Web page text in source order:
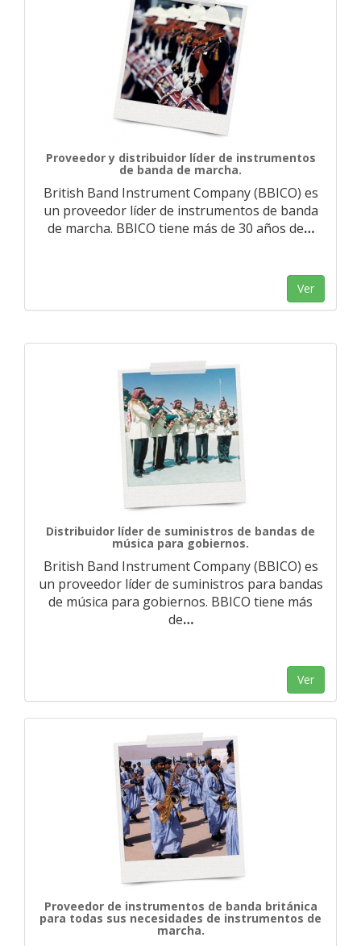
Proveedor y distribuidor líder de instrumentos
de banda de marcha.
British Band Instrument Company (BBICO) es
un proveedor líder de instrumentos de banda
de marcha. BBICO tiene más de 30 años de…
Ver
Distribuidor líder de suministros de bandas de
música para gobiernos.
British Band Instrument Company (BBICO) es
un proveedor líder de suministros para bandas
de música para gobiernos. BBICO tiene más
de…
Ver
Proveedor de instrumentos de banda británica
para todas sus necesidades de instrumentos de
marcha.